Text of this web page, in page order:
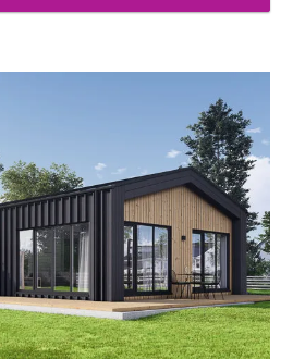
agli agenti atmosferici. Oltre